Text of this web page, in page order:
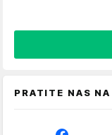
PRATITE NAS NA